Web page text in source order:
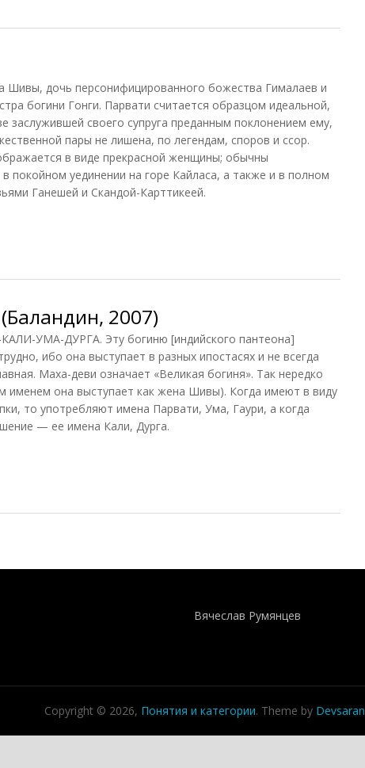
дочь персонифицированного божества Гималаев и
богини Гонги. Парвати считается образцом идеальной,
заслужившей своего супруга преданным поклонением ему,
пары не лишена, по легендам, споров и ссор.
в виде прекрасной женщины; обычны
покойном уединении на горе Кайласа, а также и в полном
Ганешей и Скандой-Карттикеей.
2007)
УМА-ДУРГА. Эту богиню [индийского пантеона]
ибо она выступает в разных ипостасях и не всегда
Маха-деви означает «Великая богиня». Так нередко
именем она выступает как жена Шивы). Когда имеют в виду
то употребляют имена Парвати, Ума, Гаури, а когда
— ее имена Кали, Дурга.
Вячеслав Румянцев
Copyright © 2026, Понятия и категории. Theme by Devsaran